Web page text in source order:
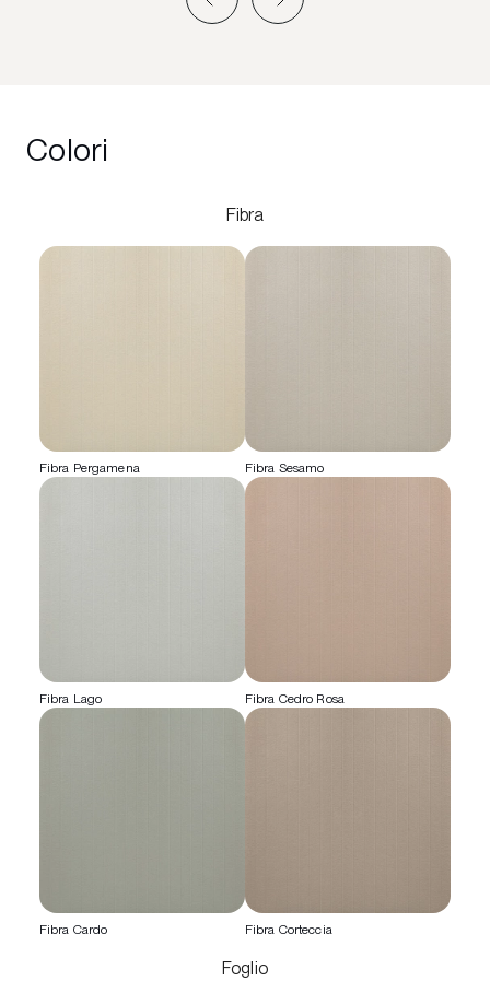
Colori
Fibra
Fibra Pergamena Fibra Sesamo
Fibra Lago Fibra Cedro Rosa
Fibra Cardo Fibra Corteccia
Foglio